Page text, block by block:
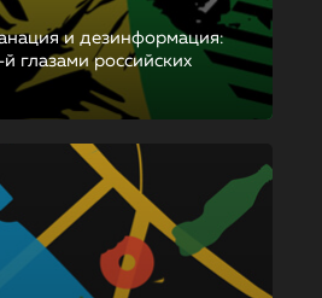
и дезинформация:
глазами российских